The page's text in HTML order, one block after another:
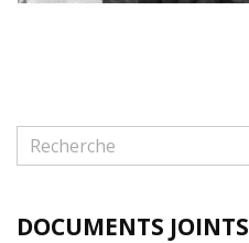
DOCUMENTS JOINTS